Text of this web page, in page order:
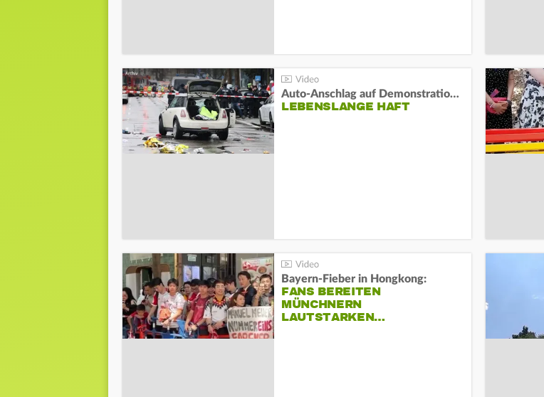
Auto-Anschlag auf Demonstration in München:
LEBENSLANGE HAFT
Bayern-Fieber in Hongkong:
FANS BEREITEN
MÜNCHNERN
LAUTSTARKEN…